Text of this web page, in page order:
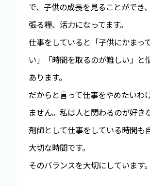
で、子供の成長を見ることができ
張る糧、活力になってます。
仕事をしていると「子供にかまっ
い」「時間を取るのが難しい」と
あります。
だからと言って仕事をやめたいわ
ません。私は人と関わるのが好き
剤師として仕事をしている時間も
大切な時間です。
そのバランスを大切にしています。